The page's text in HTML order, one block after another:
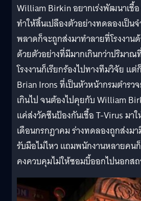
William Birkin อยากเร่งพัฒนาเชื้อ
ทำให้สิ้นเปลืองตัวอย่างทดลองเป็น
พลาดก็จะถูกส่งมาทำลายที่โรงงาน
ด้วยตัวอย่างที่มีมากเกินกว่าปริมา
โรงงานก็เรียกร้องไปทางทีมวิจัย แ
Brian Irons ที่เป็นหัวหน้ากรมตำร
เกินไป จนต้องไปคุยกับ William
แค่ส่งวัคซีนป้องกันเชื้อ T-Virus มา
เดือนกรกฎาคม ร่างทดลองถูกส่งม
รับมือไม่ไหว แถมพนักงานหลายคน
คงควบคุมไม่ให้ซอมบี้ออกไปนอกส